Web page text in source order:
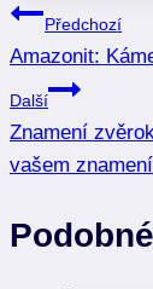
Navigace
pro
Předchozí
Amazonit:
Další
Znamení
vašem znamení